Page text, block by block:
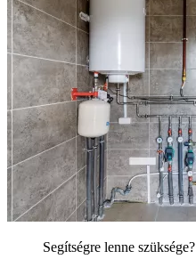
Segítségre lenne szüksége?